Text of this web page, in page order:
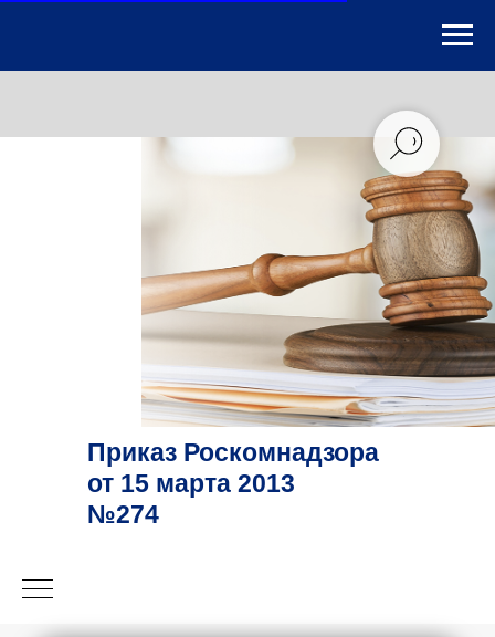
Приказ Роскомнадзора
от 15 марта 2013
№274